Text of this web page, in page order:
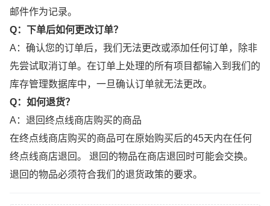
邮件作为记录。
Q：下单后如何更改订单？
A：确认您的订单后，我们无法更改或添加任何订单，除非
先尝试取消订单。在订单上处理的所有项目都输入到我们的
库存管理数据库中，一旦确认订单就无法更改。
Q：如何退货？
A：退回终点线商店购买的商品
在终点线商店购买的商品可在原始购买后的45天内在任何
终点线商店退回。 退回的物品在商店退回时可能会交换。
退回的物品必须符合我们的退货政策的要求。